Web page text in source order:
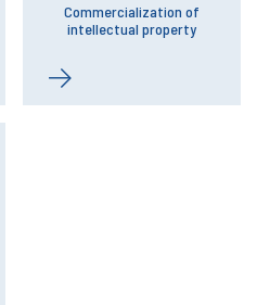
Commercialization of
intellectual property